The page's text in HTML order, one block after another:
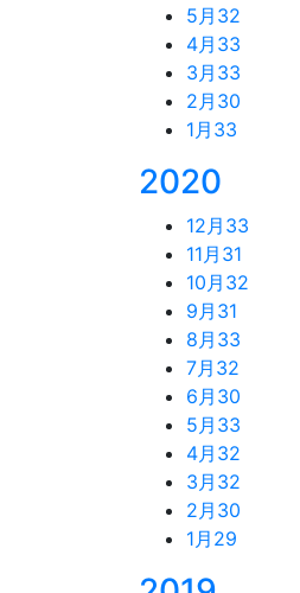
5月 32
4月 33
3月 33
2月 30
1月 33
2020
12月 33
11月 31
10月 32
9月 31
8月 33
7月 32
6月 30
5月 33
4月 32
3月 32
2月 30
1月 29